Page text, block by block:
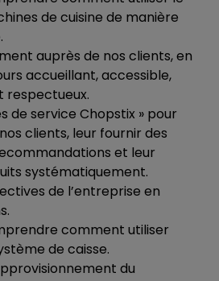
de cuisine de manière
auprès de nos clients, en
accueillant, accessible,
respectueux.
de service Chopstix » pour
clients, leur fournir des
et leur
systématiquement.
de l’entreprise en
comment utiliser
de caisse.
du